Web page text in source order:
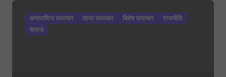
अन्तराष्टिय समाचार ताजा समाचार बिशेष समाचार
राजनीति
समाज